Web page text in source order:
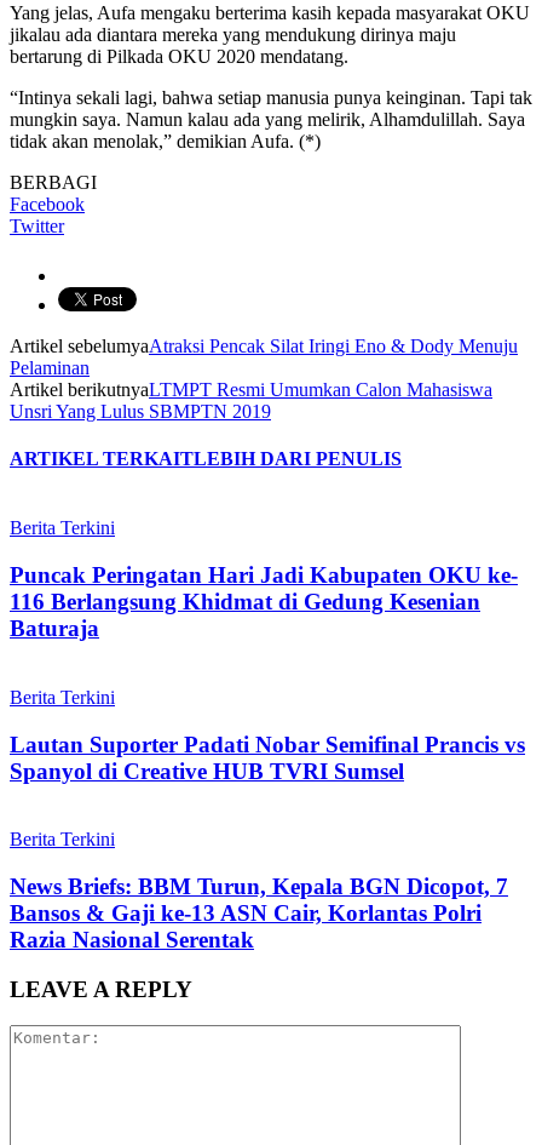
Yang jelas, Aufa mengaku berterima kasih kepada masyarakat OKU
jikalau ada diantara mereka yang mendukung dirinya maju
bertarung di Pilkada OKU 2020 mendatang.
“Intinya sekali lagi, bahwa setiap manusia punya keinginan. Tapi tak
mungkin saya. Namun kalau ada yang melirik, Alhamdulillah. Saya
tidak akan menolak,” demikian Aufa. (*)
BERBAGI
Facebook
Twitter
Artikel sebelumyaAtraksi Pencak Silat Iringi Eno & Dody Menuju
Pelaminan
Artikel berikutnyaLTMPT Resmi Umumkan Calon Mahasiswa
Unsri Yang Lulus SBMPTN 2019
ARTIKEL TERKAITLEBIH DARI PENULIS
Berita Terkini
Puncak Peringatan Hari Jadi Kabupaten OKU ke-
116 Berlangsung Khidmat di Gedung Kesenian
Baturaja
Berita Terkini
Lautan Suporter Padati Nobar Semifinal Prancis vs
Spanyol di Creative HUB TVRI Sumsel
Berita Terkini
News Briefs: BBM Turun, Kepala BGN Dicopot, 7
Bansos & Gaji ke-13 ASN Cair, Korlantas Polri
Razia Nasional Serentak
LEAVE A REPLY